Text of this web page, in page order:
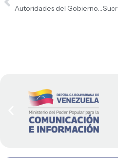
Autoridades del Gobierno Nacional inspeccionan avances del Plan «Dr. José Gregorio Hernández» en la Maternidad Concepción Palacios